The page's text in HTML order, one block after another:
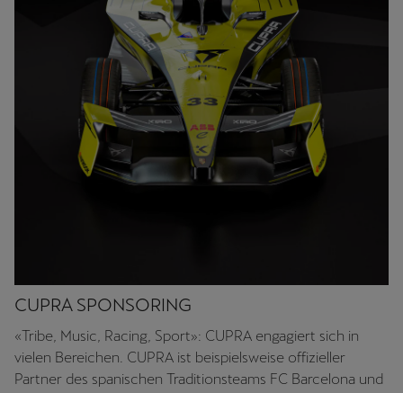
CUPRA SPONSORING
«Tribe, Music, Racing, Sport»: CUPRA engagiert sich in
vielen Bereichen. CUPRA ist beispielsweise offizieller
Partner des spanischen Traditionsteams FC Barcelona und